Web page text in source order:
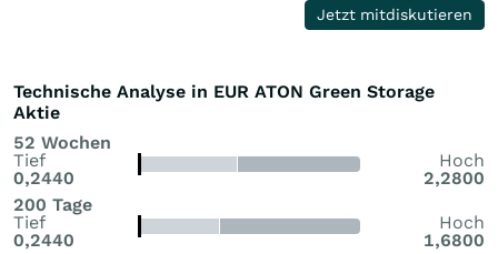
Jetzt mitdiskutieren
Technische Analyse in EUR ATON Green Storage
Aktie
52 Wochen
Tief
0,2440
Hoch
2,2800
200 Tage
Tief
0,2440
Hoch
1,6800